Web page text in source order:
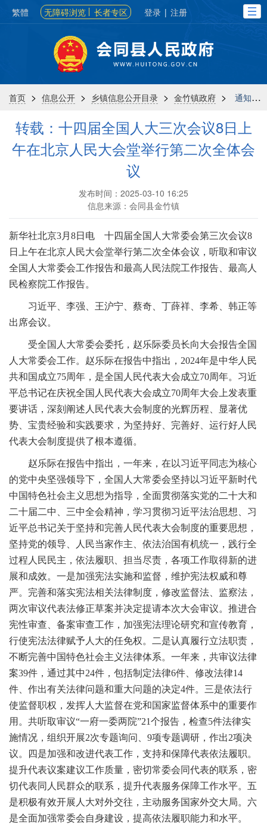
繁體 无障碍浏览 长者专区 登录 | 注册
首页 > 信息公开 > 乡镇信息公开目录 > 金竹镇政府 > 通知公告
转载：十四届全国人大三次会议8日上
午在北京人民大会堂举行第二次全体会
议
发布时间：2025-03-10 16:25
信息来源：会同县金竹镇
新华社北京3月8日电 十四届全国人大常委会第三次会议8
日上午在北京人民大会堂举行第二次全体会议，听取和审议
全国人大常委会工作报告和最高人民法院工作报告、最高人
民检察院工作报告。
习近平、李强、王沪宁、蔡奇、丁薛祥、李希、韩正等
出席会议。
受全国人大常委会委托，赵乐际委员长向大会报告全国
人大常委会工作。赵乐际在报告中指出，2024年是中华人民
共和国成立75周年，是全国人民代表大会成立70周年。习近
平总书记在庆祝全国人民代表大会成立70周年大会上发表重
要讲话，深刻阐述人民代表大会制度的光辉历程、显著优
势、宝贵经验和实践要求，为坚持好、完善好、运行好人民
代表大会制度提供了根本遵循。
赵乐际在报告中指出，一年来，在以习近平同志为核心
的党中央坚强领导下，全国人大常委会坚持以习近平新时代
中国特色社会主义思想为指导，全面贯彻落实党的二十大和
二十届二中、三中全会精神，学习贯彻习近平法治思想、习
近平总书记关于坚持和完善人民代表大会制度的重要思想，
坚持党的领导、人民当家作主、依法治国有机统一，践行全
过程人民民主，依法履职、担当尽责，各项工作取得新的进
展和成效。一是加强宪法实施和监督，维护宪法权威和尊
严。完善和落实宪法相关法律制度，修改监督法、监察法，
两次审议代表法修正草案并决定提请本次大会审议。推进合
宪性审查、备案审查工作，加强宪法理论研究和宣传教育，
行使宪法法律赋予人大的任免权。二是认真履行立法职责，
不断完善中国特色社会主义法律体系。一年来，共审议法律
案39件，通过其中24件，包括制定法律6件、修改法律14
件、作出有关法律问题和重大问题的决定4件。三是依法行
使监督职权，发挥人大监督在党和国家监督体系中的重要作
用。共听取审议“一府一委两院”21个报告，检查5件法律实
施情况，组织开展2次专题询问、9项专题调研，作出2项决
议。四是加强和改进代表工作，支持和保障代表依法履职。
提升代表议案建议工作质量，密切常委会同代表的联系，密
切代表同人民群众的联系，提升代表服务保障工作水平。五
是积极有效开展人大对外交往，主动服务国家外交大局。六
是全面加强常委会自身建设，提高依法履职能力和水平。